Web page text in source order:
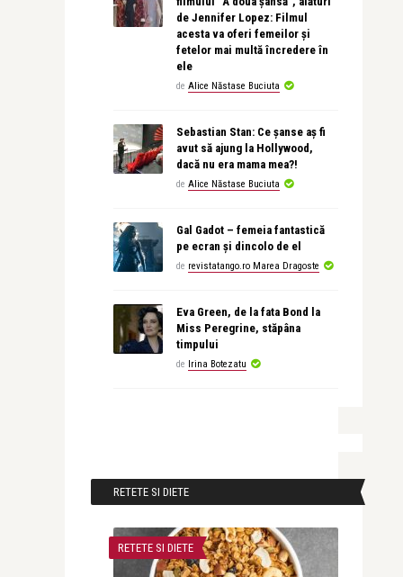
de Jennifer Lopez: Filmul
acesta va oferi femeilor și
fetelor mai multă încredere în
ele
de Alice Năstase Buciuta
Sebastian Stan: Ce șanse aș fi
avut să ajung la Hollywood,
dacă nu era mama mea?!
de Alice Năstase Buciuta
Gal Gadot – femeia fantastică
pe ecran și dincolo de el
de revistatango.ro Marea Dragoste
Eva Green, de la fata Bond la
Miss Peregrine, stăpâna
timpului
de Irina Botezatu
RETETE SI DIETE
RETETE SI DIETE